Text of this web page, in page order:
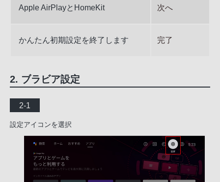
Apple AirPlayとHomeKit 次へ
かんたん初期設定を終了します 完了
2. ブラビア設定
2-1
設定アイコンを選択